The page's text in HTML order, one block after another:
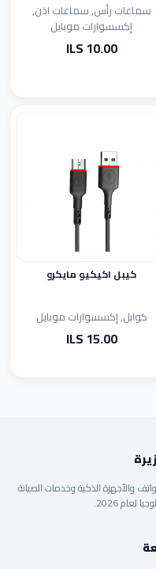
سماعات رأس, سماعات اذن,
إكسسوارات موبايل
10.00 ILS
كيبل اكيكيو مايكرو
كوابل, إكسسوارات موبايل
15.00 ILS
والأجهزة الذكية وخدمات الصيانة
لعام 2026.